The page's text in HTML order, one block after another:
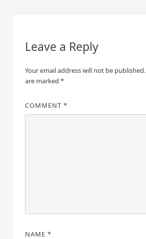
Leave a Reply
Your email address will not be published.
are marked *
COMMENT *
NAME *